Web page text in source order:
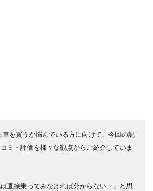
車を買うか悩んでいる方に向けて、今回の記
ミ・評価を様々な観点からご紹介していま
は直接乗ってみなければ分からない…」と思